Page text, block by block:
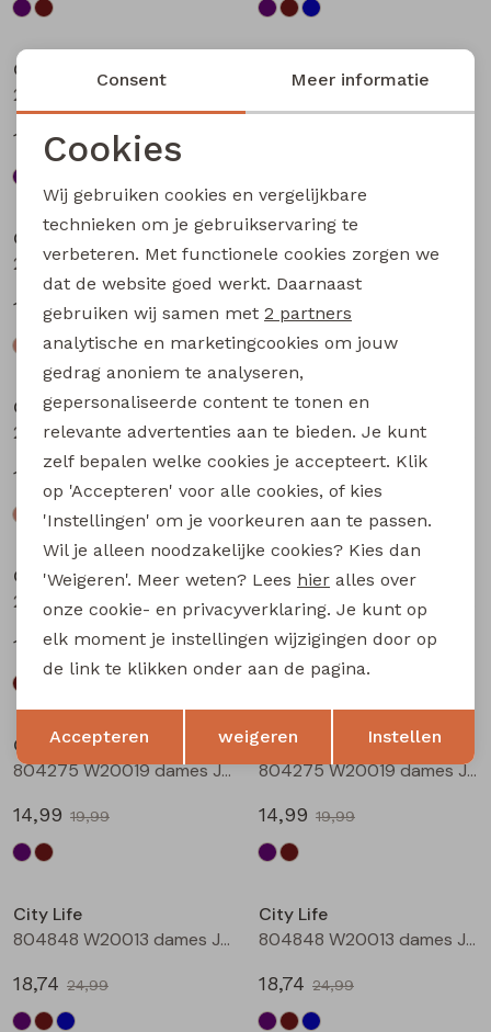
City Life
13,49
17,99
City Life
Sale
City Life
214289 W20030 dames T-shirt km Kit
14,99 19,99
City Life
14,99 19,99
City Life
214289 W20030 dames T-shirt km Marine
14,99
City Life
14,99
City Life
214290 W20011 dames T-shirt km Bruin
13,49
17,99
City Life
13,49 17,99
City Life
804275 W20019 dames Jurk Aubergine
14,99 19,99
City Life
804275 W20019 dames Jurk Bruin
14,99 19,99
City Life
804848 W20013 dames Jurk Aubergine
18,74 24,99
City Life
804848 W20013 dames Jurk Bruin
18,74 24,99
Noodzakelijke cookies
Analytische cookies
Marketing cookies
Terug Opslaan
Consent Meer informatie
Cookies
Wij gebruiken cookies en vergelijkbare
technieken om je gebruikservaring te
verbeteren. Met functionele cookies zorgen we
dat de website goed werkt. Daarnaast
gebruiken wij samen met 2 partners
analytische en marketingcookies om jouw
gedrag anoniem te analyseren,
gepersonaliseerde content te tonen en
relevante advertenties aan te bieden. Je kunt
zelf bepalen welke cookies je accepteert. Klik
op 'Accepteren' voor alle cookies, of kies
'Instellingen' om je voorkeuren aan te passen.
Wil je alleen noodzakelijke cookies? Kies dan
'Weigeren'. Meer weten? Lees hier alles over
onze cookie- en privacyverklaring. Je kunt op
elk moment je instellingen wijzigingen door op
de link te klikken onder aan de pagina.
Accepteren weigeren Instellen